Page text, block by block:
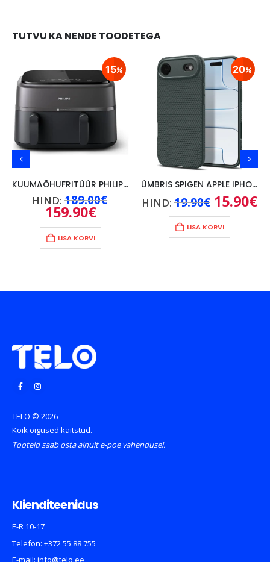
TUTVU KA NENDE TOODETEGA
15
KUUMAÕHUFRITÜÜR PHILIPS DUAL BASKET 9L, MUST
HIND:189.00€
159.90€Praegune
hind
on:
LISA KORVI
20
ÜMBRIS SPIGEN APPLE IPHONE 17 AIR, ROHELINE
HIND:19.90€ Algne
hind
oli:
19.90€.
15.90€
LISA KORVI
TELO © 2026
Kõik õigused kaitstud.
Tooteid saab osta ainult e-poe vahendusel.
Klienditeenidus
E-R 10-17
Telefon: +372 55 88 755
E-mail: info@telo.ee